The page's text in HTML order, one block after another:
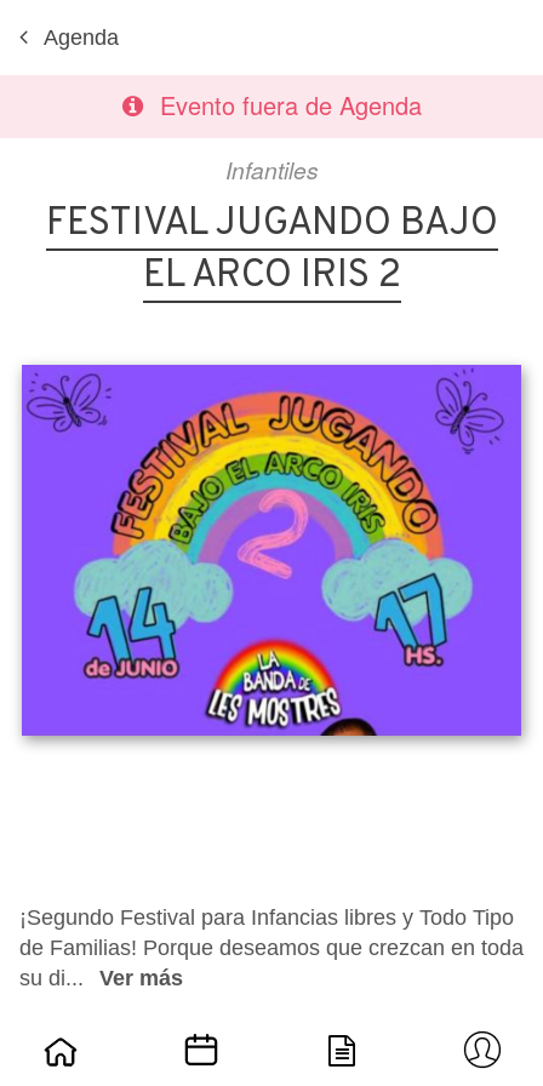
Agenda
Evento fuera de Agenda
Infantiles
FESTIVAL JUGANDO BAJO
EL ARCO IRIS 2
¡Segundo Festival para Infancias libres y Todo Tipo
de Familias! Porque deseamos que crezcan en toda
su di...
Ver más